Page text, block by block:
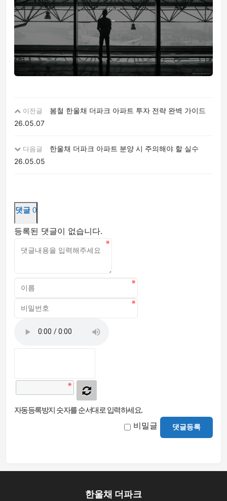
이전글
봄철 한울채 더파크 아파트 투자 전략 완벽 가이드
26.05.07
다음글
한울채 더파크 아파트 분양 시 주의해야 할 실수
26.05.05
댓글 0
등록된 댓글이 없습니다.
자동등록방지 숫자를 순서대로 입력하세요.
비밀글 댓글등록
한울채 더파크